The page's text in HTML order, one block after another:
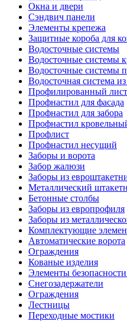
Окна и двери
Сэндвич панели
Элементы крепежа
Защитные короба для
Водосточные системы
Водосточные системы
Водосточные системы
Водосточная система
Профилированный лист
Профнастил для фасада
Профнастил для забора
Профнастил
Профлист
Профнастил несущий
Заборы и ворота
Забор жалюзи
Заборы из
Металлический
Бетонные столбы
Заборы из европрофиля
Заборы из
Комплектующие
Автоматические ворота
Ограждения
Кованые изделия
Элементы
Снегозадержатели
Ограждения
Лестницы
Переходные мостики